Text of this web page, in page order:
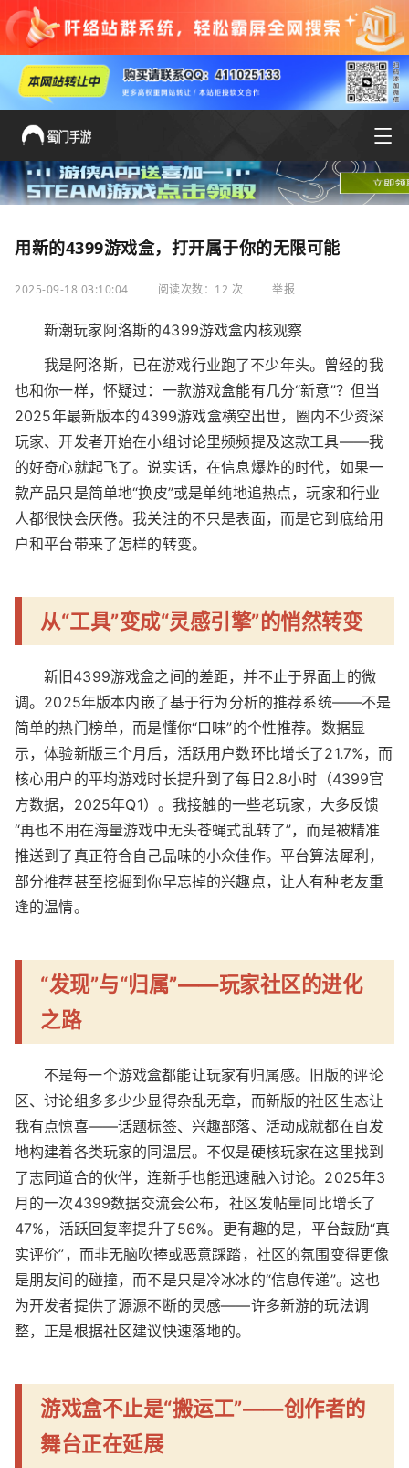
用新的4399游戏盒，打开属于你的无限可能
2025-09-18 03:10:04 阅读次数：12 次 举报
新潮玩家阿洛斯的4399游戏盒内核观察
我是阿洛斯，已在游戏行业跑了不少年头。曾经的我
也和你一样，怀疑过：一款游戏盒能有几分“新意”？但当
2025年最新版本的4399游戏盒横空出世，圈内不少资深
玩家、开发者开始在小组讨论里频频提及这款工具——我
的好奇心就起飞了。说实话，在信息爆炸的时代，如果一
款产品只是简单地“换皮”或是单纯地追热点，玩家和行业
人都很快会厌倦。我关注的不只是表面，而是它到底给用
户和平台带来了怎样的转变。
从“工具”变成“灵感引擎”的悄然转变
新旧4399游戏盒之间的差距，并不止于界面上的微
调。2025年版本内嵌了基于行为分析的推荐系统——不是
简单的热门榜单，而是懂你“口味”的个性推荐。数据显
示，体验新版三个月后，活跃用户数环比增长了21.7%，而
核心用户的平均游戏时长提升到了每日2.8小时（4399官
方数据，2025年Q1）。我接触的一些老玩家，大多反馈
“再也不用在海量游戏中无头苍蝇式乱转了”，而是被精准
推送到了真正符合自己品味的小众佳作。平台算法犀利，
部分推荐甚至挖掘到你早忘掉的兴趣点，让人有种老友重
逢的温情。
“发现”与“归属”——玩家社区的进化
之路
不是每一个游戏盒都能让玩家有归属感。旧版的评论
区、讨论组多多少少显得杂乱无章，而新版的社区生态让
我有点惊喜——话题标签、兴趣部落、活动成就都在自发
地构建着各类玩家的同温层。不仅是硬核玩家在这里找到
了志同道合的伙伴，连新手也能迅速融入讨论。2025年3
月的一次4399数据交流会公布，社区发帖量同比增长了
47%，活跃回复率提升了56%。更有趣的是，平台鼓励“真
实评价”，而非无脑吹捧或恶意踩踏，社区的氛围变得更像
是朋友间的碰撞，而不是只是冷冰冰的“信息传递”。这也
为开发者提供了源源不断的灵感——许多新游的玩法调
整，正是根据社区建议快速落地的。
游戏盒不止是“搬运工”——创作者的
舞台正在延展